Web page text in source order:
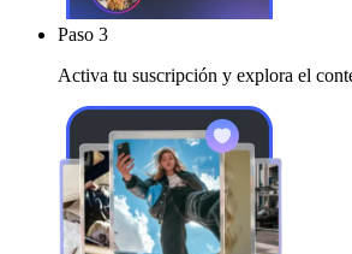
Paso 3
Activa tu suscripción y explora el